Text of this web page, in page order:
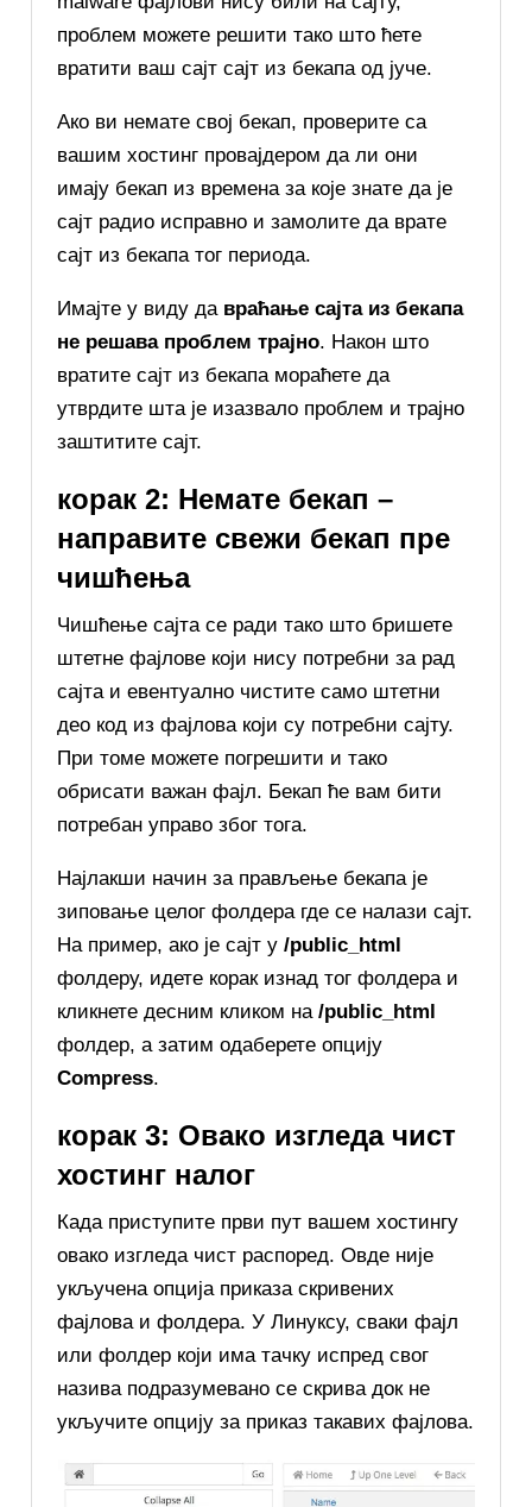
проблем можете решити тако што ћете
вратити ваш сајт сајт из бекапа од јуче.
Ако ви немате свој бекап, проверите са
вашим хостинг провајдером да ли они
имају бекап из времена за које знате да је
сајт радио исправно и замолите да врате
сајт из бекапа тог периода.
Имајте у виду да враћање сајта из бекапа
не решава проблем трајно. Након што
вратите сајт из бекапа мораћете да
утврдите шта је изазвало проблем и трајно
заштитите сајт.
корак 2: Немате бекап –
направите свежи бекап пре
чишћења
Чишћење сајта се ради тако што бришете
штетне фајлове који нису потребни за рад
сајта и евентуално чистите само штетни
део код из фајлова који су потребни сајту.
При томе можете погрешити и тако
обрисати важан фајл. Бекап ће вам бити
потребан управо због тога.
Најлакши начин за прављење бекапа је
зиповање целог фолдера где се налази сајт.
На пример, ако је сајт у/public_html
фолдеру, идете корак изнад тог фолдера и
кликнете десним кликом на /public_html
фолдер, а затим одаберете опцију
Compress.
корак 3: Овако изгледа чист
хостинг налог
Када приступите први пут вашем хостингу
овако изгледа чист распоред. Овде није
укључена опција приказа скривених
фајлова и фолдера. У Линуксу, сваки фајл
или фолдер који има тачку испред свог
назива подразумевано се скрива док не
укључите опцију за приказ такавих фајлова.